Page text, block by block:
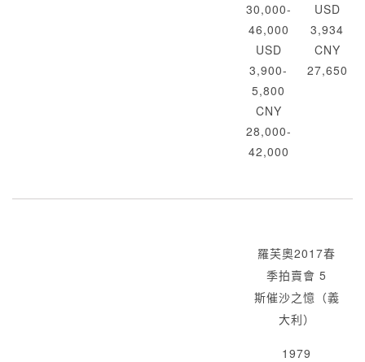
30,000-
46,000
USD
3,900-
5,800
CNY
28,000-
42,000
USD
3,934
CNY
27,650
羅芙奧2017春
季拍賣會 5
斯催沙之憶（義
大利）
1979